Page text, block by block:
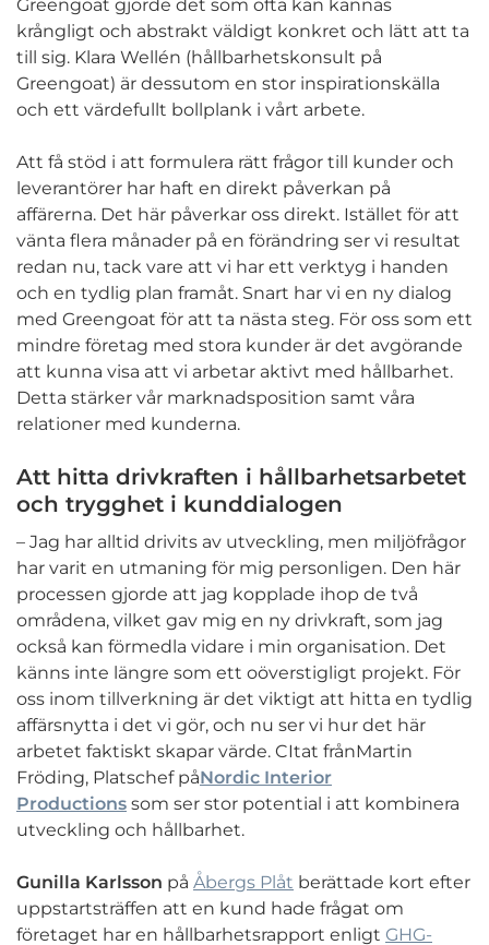
Greengoat gjorde det som ofta kan kännas
krångligt och abstrakt väldigt konkret och lätt att ta
till sig. Klara Wellén (hållbarhetskonsult på
Greengoat) är dessutom en stor inspirationskälla
och ett värdefullt bollplank i vårt arbete.
Att få stöd i att formulera rätt frågor till kunder och
leverantörer har haft en direkt påverkan på
affärerna. Det här påverkar oss direkt. Istället för att
vänta flera månader på en förändring ser vi resultat
redan nu, tack vare att vi har ett verktyg i handen
och en tydlig plan framåt. Snart har vi en ny dialog
med Greengoat för att ta nästa steg. För oss som ett
mindre företag med stora kunder är det avgörande
att kunna visa att vi arbetar aktivt med hållbarhet.
Detta stärker vår marknadsposition samt våra
relationer med kunderna.
Att hitta drivkraften i hållbarhetsarbetet
och trygghet i kunddialogen
– Jag har alltid drivits av utveckling, men miljöfrågor
har varit en utmaning för mig personligen. Den här
processen gjorde att jag kopplade ihop de två
områdena, vilket gav mig en ny drivkraft, som jag
också kan förmedla vidare i min organisation. Det
känns inte längre som ett oöverstigligt projekt. För
oss inom tillverkning är det viktigt att hitta en tydlig
affärsnytta i det vi gör, och nu ser vi hur det här
arbetet faktiskt skapar värde. CItat frånMartin
Fröding, Platschef påNordic Interior
Productions som ser stor potential i att kombinera
utveckling och hållbarhet.
Gunilla Karlsson på Åbergs Plåt berättade kort efter
uppstartsträffen att en kund hade frågat om
företaget har en hållbarhetsrapport enligt GHG-